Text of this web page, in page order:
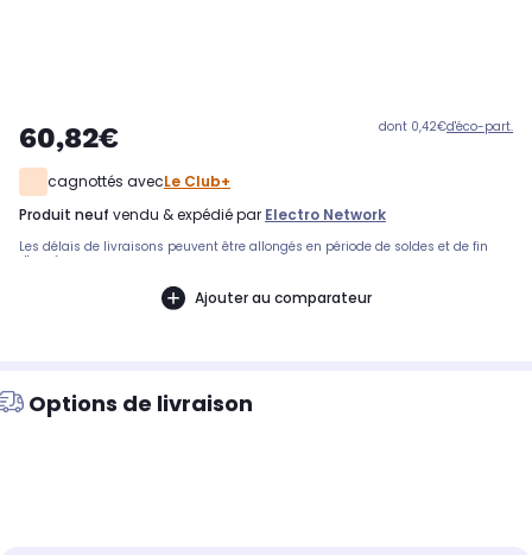
60,82€ dont 0,42€d'éco-part.
cagnottés avecLe Club+
produit neuf vendu & expédié par Electro Network
Les délais de livraisons peuvent être allongés en période de soldes et de fin
d'année.
Ajouter au comparateur
Options de livraison